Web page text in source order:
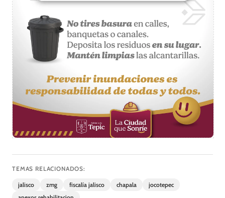
TEMAS RELACIONADOS:
jalisco zmg fiscalía jalisco chapala
jocotepec